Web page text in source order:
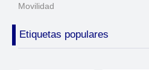
Movilidad
Etiquetas populares